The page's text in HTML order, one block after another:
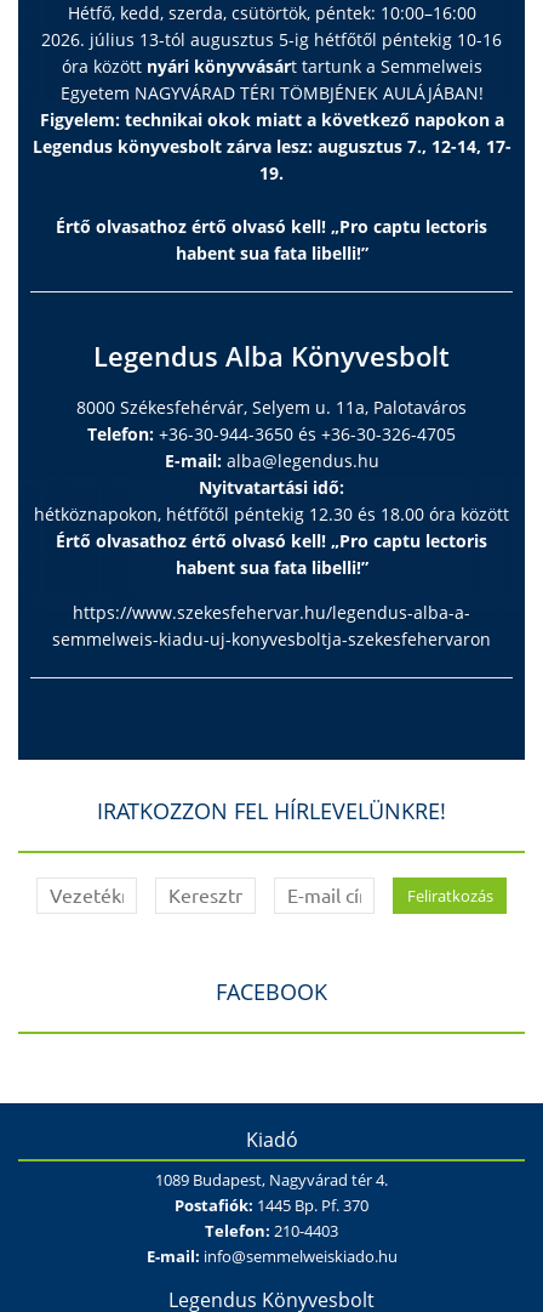
Hétfő, kedd, szerda, csütörtök, péntek: 10:00–16:00
2026. július 13-tól augusztus 5-ig hétfőtől péntekig 10-16
óra között nyári könyvvásárt tartunk a Semmelweis
Egyetem NAGYVÁRAD TÉRI TÖMBJÉNEK AULÁJÁBAN!
Figyelem: technikai okok miatt a következő napokon a
Legendus könyvesbolt zárva lesz: augusztus 7., 12-14, 17-
19.
Értő olvasathoz értő olvasó kell! „Pro captu lectoris
habent sua fata libelli!”
Legendus Alba Könyvesbolt
8000 Székesfehérvár, Selyem u. 11a, Palotaváros
Telefon: +36-30-944-3650 és +36-30-326-4705
E-mail: alba@legendus.hu
Nyitvatartási idő:
hétköznapokon, hétfőtől péntekig 12.30 és 18.00 óra között
Értő olvasathoz értő olvasó kell! „Pro captu lectoris
habent sua fata libelli!”
https://www.szekesfehervar.hu/legendus-alba-a-
semmelweis-kiadu-uj-konyvesboltja-szekesfehervaron
IRATKOZZON FEL HÍRLEVELÜNKRE!
FACEBOOK
Kiadó
1089 Budapest, Nagyvárad tér 4.
Postafiók: 1445 Bp. Pf. 370
Telefon: 210-4403
E-mail: info@semmelweiskiado.hu
Legendus Könyvesbolt